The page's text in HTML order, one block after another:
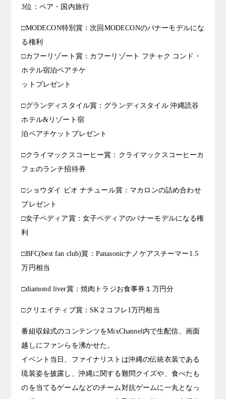
3位：ペア・国内旅行
□MODECON特別賞：次回MODECONのバナーモデルにな
る権利
□カフーリゾート賞：カフーリゾート フチャク コンド・
ホテル宿泊ペアチケ
ットプレゼント
□グランディスタイル賞：グランディスタイル 沖縄読谷
ホテル&リゾート宿
泊ペアチケットプレゼント
□クライマックスコーヒー賞：クライマックスコーヒーカ
フェのランチ招待券
□ショウダイ ビオ ナチュール賞：マカロンの詰め合わせ
プレゼント
□女子ペディア賞：女子ペディアのバナーモデルになる権
利
□BFC(best fan club)賞：Panasonicナノケアスチーマー1.5
万円相当
□diamond liver賞：焼肉トラジお食事券１万円分
□クリエイティブ賞：SK２コフレ1万円相当
番組収録式のコンテンツをMixChannel内で生配信、画面
越しにファンらを沸かせた。
イベント当日、ファイナリストは沖縄の伝統衣装である
琉装姿を披露し、沖縄に関する難問クイズや、食べたも
のを当てるゲームなどのチーム対抗ゲームに一丸となっ